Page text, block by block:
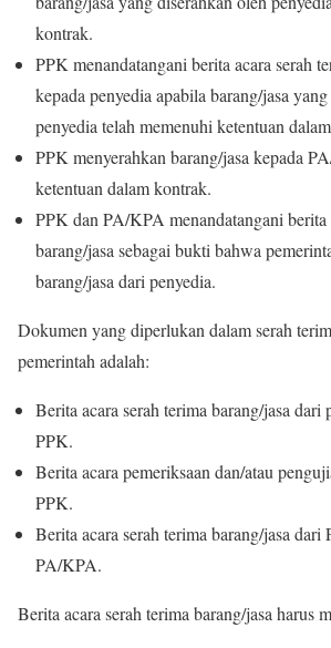
kontrak.
PPK menandatangani berita acara serah
kepada penyedia apabila barang/jasa
penyedia telah memenuhi ketentuan
PPK menyerahkan barang/jasa kepada
ketentuan dalam kontrak.
PPK dan PA/KPA menandatangani berita
barang/jasa sebagai bukti bahwa
barang/jasa dari penyedia.
Dokumen yang diperlukan dalam serah
pemerintah adalah:
Berita acara serah terima barang/jasa dari
PPK.
Berita acara pemeriksaan dan/atau
PPK.
Berita acara serah terima barang/jasa dari
PA/KPA.
Berita acara serah terima barang/jasa harus